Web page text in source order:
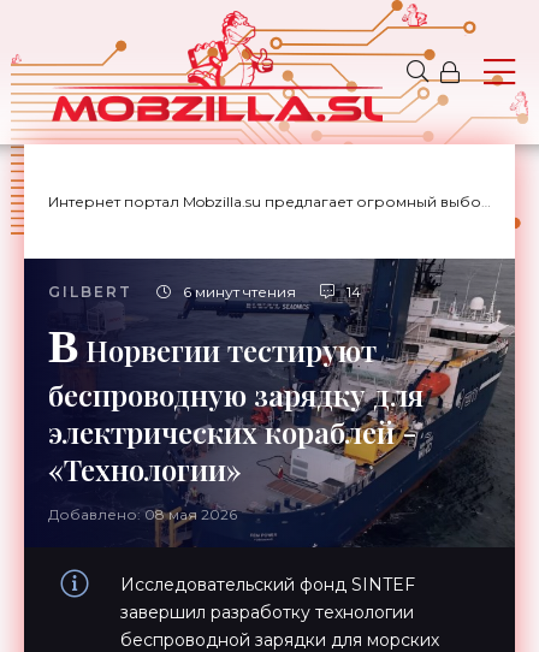
Интернет портал Mobzilla.su предлагает огромный выбор новостей с доставкой на дом.
GILBERT 6 минут чтения 14
В Норвегии тестируют
беспроводную зарядку для
электрических кораблей -
«Технологии»
Добавлено: 08 мая 2026
Исследовательский фонд SINTEF
завершил разработку технологии
беспроводной зарядки для морских